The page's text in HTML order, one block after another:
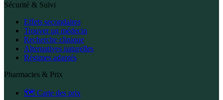
Sécurité & Suivi
Effets secondaires
Trouver un médecin
Recherche clinique
Alternatives naturelles
Régimes adaptés
Pharmacies & Prix
🗺️ Carte des prix